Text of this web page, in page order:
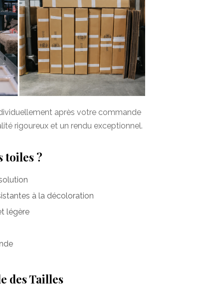
après votre commande
rigoureux et un rendu exceptionnel.
toiles ?
à la décoloration
légère
des Tailles